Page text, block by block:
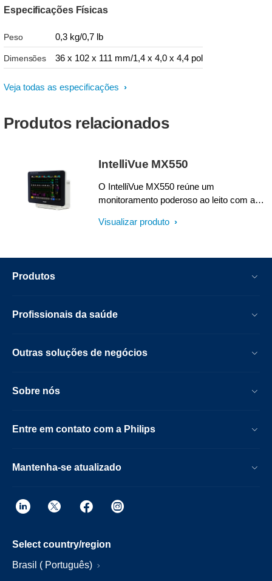
Especificações Físicas
Peso 0,3 kg/0,7 lb
Dimensões 36 x 102 x 111 mm/1,4 x 4,0 x 4,4 pol
Veja todas as especificações
Produtos relacionados
IntelliVue MX550
O IntelliVue MX550 reúne um
monitoramento poderoso ao leito com a
de absorver uma grande quantidade de
Visualizar produto
Produtos
Profissionais da saúde
Outras soluções de negócios
Sobre nós
Entre em contato com a Philips
Mantenha-se atualizado
Select country/region
Brasil ( Português)